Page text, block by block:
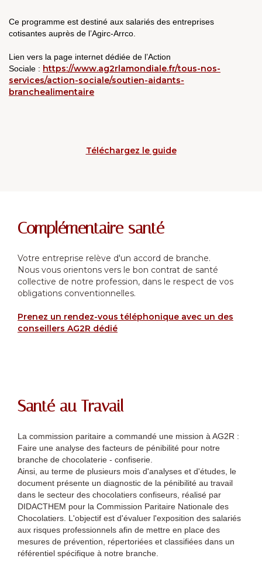
Ce programme est destiné aux salariés des entreprises
cotisantes auprès de l’Agirc-Arrco.
Lien vers la page internet dédiée de l’Action
Sociale : https://www.ag2rlamondiale.fr/tous-nos-
services/action-sociale/soutien-aidants-
branchealimentaire
Téléchargez le guide
Complémentaire santé
Votre entreprise relève d'un accord de branche.
Nous vous orientons vers le bon contrat de santé
collective de notre profession, dans le respect de vos
obligations conventionnelles.
Prenez un rendez-vous téléphonique avec un des
conseillers AG2R dédié
Santé au Travail
La commission paritaire a commandé une mission à AG2R :
Faire une analyse des facteurs de pénibilité pour notre
branche de chocolaterie - confiserie.
Ainsi, au terme de plusieurs mois d'analyses et d'études, le
document présente un diagnostic de la pénibilité au travail
dans le secteur des chocolatiers confiseurs, réalisé par
DIDACTHEM pour la Commission Paritaire Nationale des
Chocolatiers. L'objectif est d'évaluer l'exposition des salariés
aux risques professionnels afin de mettre en place des
mesures de prévention, répertoriées et classifiées dans un
référentiel spécifique à notre branche.